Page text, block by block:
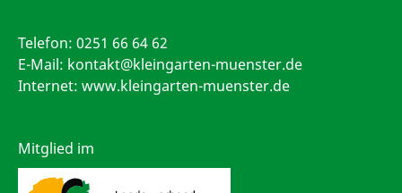
Telefon: 0251 66 64 62
E-Mail: kontakt@kleingarten-muenster.de
Internet: www.kleingarten-muenster.de
Mitglied im